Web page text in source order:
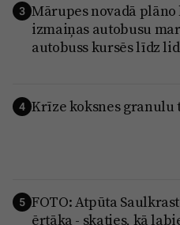
3 Mārupes novadā
izmaiņas autobusu
autobuss kursēs līdz
4 Krīze koksnes granulu
5 FOTO: Atpūta
ērtāka - skaties, kā